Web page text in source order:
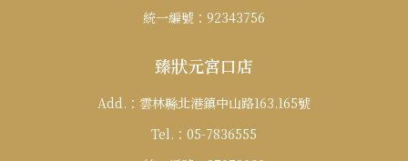
統一編號： 92343756
臻狀元宮口店
Add.： 雲林縣北港鎮中山路163.165號
Tel.： 05-7836555